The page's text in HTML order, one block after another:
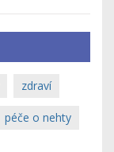
zdraví
péče o nehty